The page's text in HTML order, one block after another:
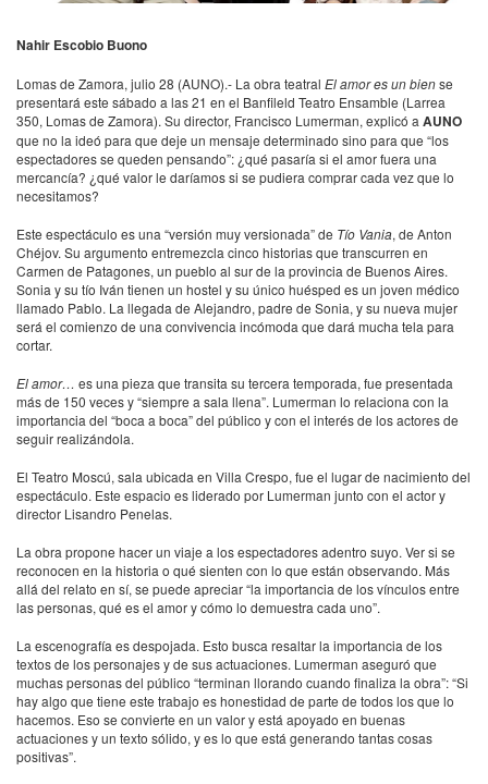
Nahir Escobio Buono
Lomas de Zamora, julio 28 (AUNO).- La obra teatral El amor es un biense
presentará este sábado a las 21 en el Banfileld Teatro Ensamble (Larrea
350, Lomas de Zamora). Su director, Francisco Lumerman, explicó a AUNO
que no la ideó para que deje un mensaje determinado sino para que “los
espectadores se queden pensando”: ¿qué pasaría si el amor fuera una
mercancía? ¿qué valor le daríamos si se pudiera comprar cada vez que lo
necesitamos?
Este espectáculo es una “versión muy versionada” de Tío Vania, de Anton
Chéjov. Su argumento entremezcla cinco historias que transcurren en
Carmen de Patagones, un pueblo al sur de la provincia de Buenos Aires.
Sonia y su tío Iván tienen un hostel y su único huésped es un joven médico
llamado Pablo. La llegada de Alejandro, padre de Sonia, y su nueva mujer
será el comienzo de una convivencia incómoda que dará mucha tela para
cortar.
El amor… es una pieza que transita su tercera temporada, fue presentada
más de 150 veces y “siempre a sala llena”. Lumerman lo relaciona con la
importancia del “boca a boca” del público y con el interés de los actores de
seguir realizándola.
El Teatro Moscú, sala ubicada en Villa Crespo, fue el lugar de nacimiento del
espectáculo. Este espacio es liderado por Lumerman junto con el actor y
director Lisandro Penelas.
La obra propone hacer un viaje a los espectadores adentro suyo. Ver si se
reconocen en la historia o qué sienten con lo que están observando. Más
allá del relato en sí, se puede apreciar “la importancia de los vínculos entre
las personas, qué es el amor y cómo lo demuestra cada uno”.
La escenografía es despojada. Esto busca resaltar la importancia de los
textos de los personajes y de sus actuaciones. Lumerman aseguró que
muchas personas del público “terminan llorando cuando finaliza la obra”: “Si
hay algo que tiene este trabajo es honestidad de parte de todos los que lo
hacemos. Eso se convierte en un valor y está apoyado en buenas
actuaciones y un texto sólido, y es lo que está generando tantas cosas
positivas”.